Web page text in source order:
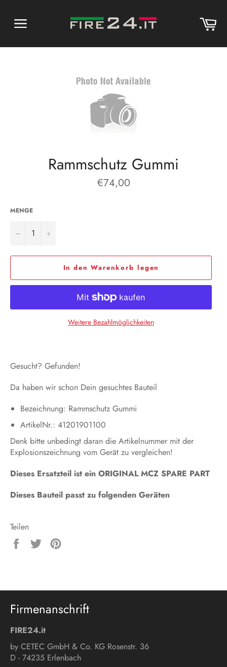
Inhalt
Rammschutz Gummi
Normaler
Preis
€74,00
MENGE
− +
In den Warenkorb legen
Weitere Bezahlmöglichkeiten
Gesucht? Gefunden!
Da haben wir schon Dein gesuchtes Bauteil
Bezeichnung: Rammschutz Gummi
ArtikelNr.: 41201901100
Denk bitte unbedingt daran die Artikelnummer mit der
Explosionszeichnung vom Gerät zu vergleichen!
Dieses Ersatzteil ist ein ORIGINAL MCZ SPARE PART
Dieses Bauteil passt zu folgenden Geräten
Teilen
Auf
Auf
Firmenanschrift
FIRE24.it
by CETEC GmbH & Co. KG Rosenstr. 36
D - 74235 Erlenbach